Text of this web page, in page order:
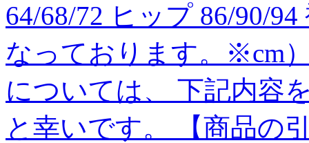
64/68/72 ヒップ 86/90/
なっております。※cm
については、 下記内容
と幸いです。 【商品の